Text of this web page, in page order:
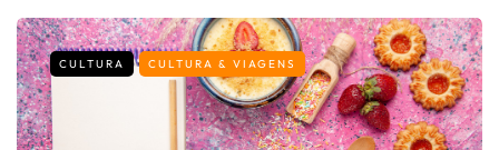
CULTURA CULTURA & VIAGENS